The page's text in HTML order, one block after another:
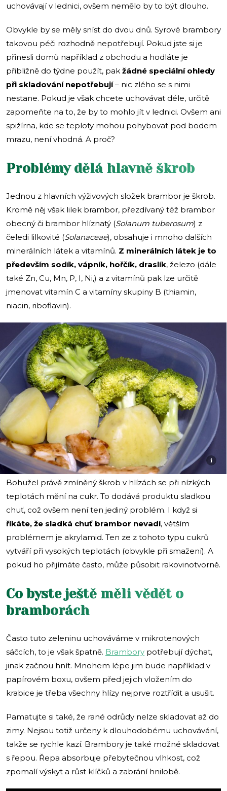
uchovávají v lednici, ovšem nemělo by to být dlouho.
Obvykle by se měly sníst do dvou dnů. Syrové brambory
takovou péči rozhodně nepotřebují. Pokud jste si je
přinesli domů například z obchodu a hodláte je
přibližně do týdne použít, pak žádné speciální ohledy
při skladování nepotřebují– nic zlého se s nimi
nestane. Pokud je však chcete uchovávat déle, určitě
zapomeňte na to, že by to mohlo jít v lednici. Ovšem ani
spižírna, kde se teploty mohou pohybovat pod bodem
mrazu, není vhodná. A proč?
Problémy dělá hlavně škrob
Jednou z hlavních výživových složek brambor je škrob.
Kromě něj však lilek brambor, přezdívaný též brambor
obecný či brambor hlíznatý (Solanum tuberosum) z
čeledi lilkovité (Solanaceae), obsahuje i mnoho dalších
minerálních látek a vitamínů. Z minerálních látek je to
především sodík, vápník, hořčík, draslík, železo (dále
také Zn, Cu, Mn, P, I, Ni,) a z vitamínů pak lze určitě
jmenovat vitamín C a vitamíny skupiny B (thiamin,
niacin, riboflavin).
i
Bohužel právě zmíněný škrob v hlízách se při nízkých
teplotách mění na cukr. To dodává produktu sladkou
chuť, což ovšem není ten jediný problém. I když si
říkáte, že sladká chuť brambor nevadí, větším
problémem je akrylamid. Ten ze z tohoto typu cukrů
vytváří při vysokých teplotách (obvykle při smažení). A
pokud ho přijímáte často, může působit rakovinotvorně.
Co byste ještě měli vědět o
bramborách
Často tuto zeleninu uchováváme v mikrotenových
sáčcích, to je však špatně. Brambory potřebují dýchat,
jinak začnou hnít. Mnohem lépe jim bude například v
papírovém boxu, ovšem před jejich vložením do
krabice je třeba všechny hlízy nejprve roztřídit a usušit.
Pamatujte si také, že rané odrůdy nelze skladovat až do
zimy. Nejsou totiž určeny k dlouhodobému uchovávání,
takže se rychle kazí. Brambory je také možné skladovat
s řepou. Řepa absorbuje přebytečnou vlhkost, což
zpomalí výskyt a růst klíčků a zabrání hnilobě.